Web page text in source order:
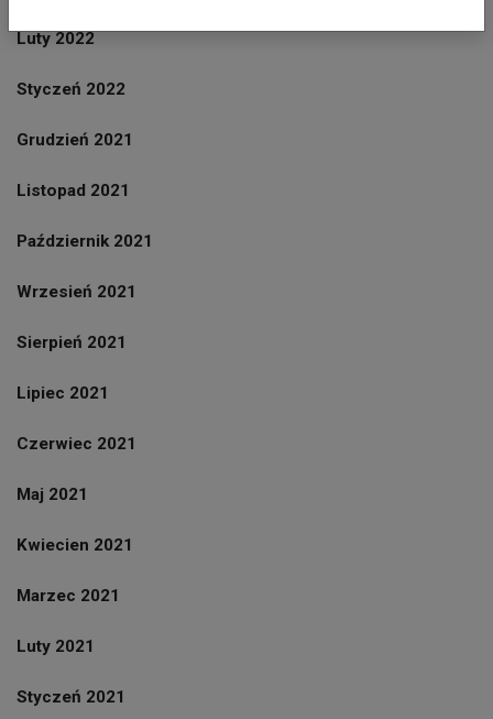
Luty 2022
Styczeń 2022
Grudzień 2021
Listopad 2021
Październik 2021
Wrzesień 2021
Sierpień 2021
Lipiec 2021
Czerwiec 2021
Maj 2021
Kwiecien 2021
Marzec 2021
Luty 2021
Styczeń 2021